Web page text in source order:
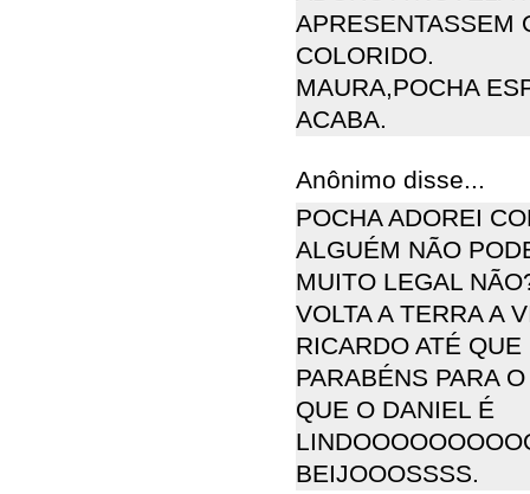
APRESENTASSEM
COLORIDO.
MAURA,POCHA
ACABA.
Anônimo disse...
POCHA ADOREI
ALGUÉM NÃO
MUITO LEGAL
VOLTA A TERRA A
RICARDO ATÉ
PARABÉNS PARA
QUE O DANIEL É
BEIJOOOSSSS.